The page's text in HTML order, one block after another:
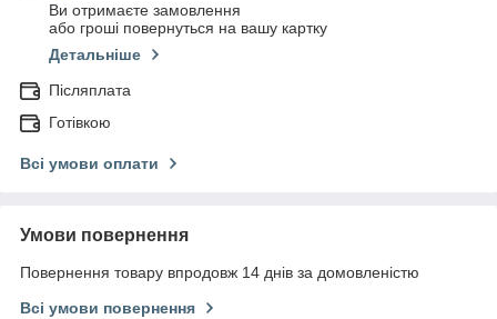
Ви отримаєте замовлення
або гроші повернуться на вашу картку
Детальніше
Післяплата
Готівкою
Всі умови оплати
Умови повернення
Повернення товару впродовж 14 днів за домовленістю
Всі умови повернення